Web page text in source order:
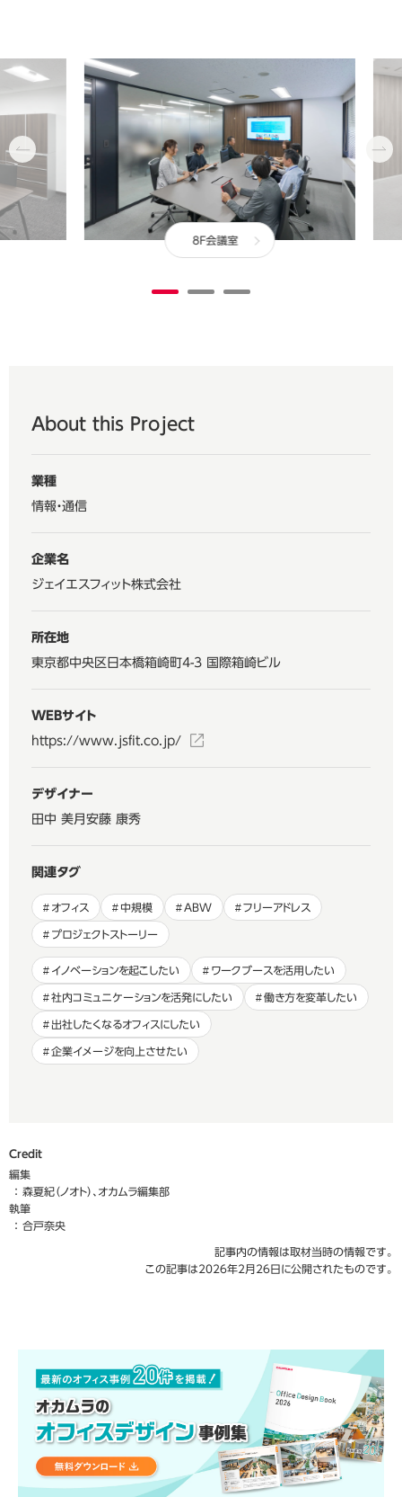
8F会議室
About this Project
業種
情報・通信
企業名
ジェイエスフィット株式会社
所在地
東京都中央区日本橋箱崎町4-3 国際箱崎ビル
WEBサイト
https://www.jsfit.co.jp/
デザイナー
田中 美月 安藤 康秀
関連タグ
オフィス 中規模 ABW フリーアドレス
プロジェクトストーリー
イノベーションを起こしたい ワークブースを活用したい
社内コミュニケーションを活発にしたい 働き方を変革したい
出社したくなるオフィスにしたい
企業イメージを向上させたい
Credit
編集
森夏紀（ノオト）、オカムラ編集部
執筆
合戸奈央
記事内の情報は取材当時の情報です。
この記事は2026年2月26日に公開されたものです。